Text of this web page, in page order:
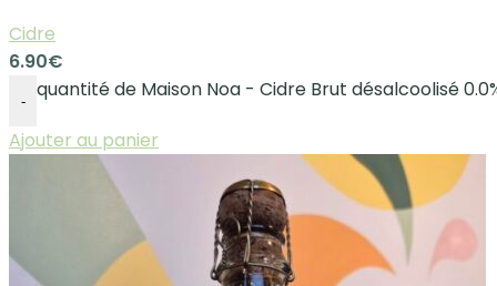
Cidre
6.90€
-
quantité de Maison Noa - Cidre Brut désalcoolisé
Ajouter au panier